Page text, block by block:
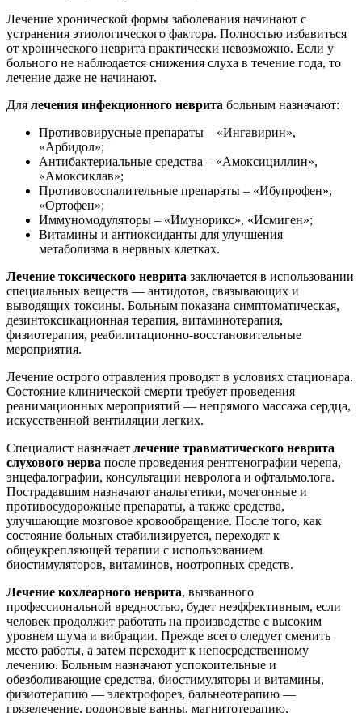
Лечение хронической формы заболевания начинают с
устранения этиологического фактора. Полностью избавиться
от хронического неврита практически невозможно. Если у
больного не наблюдается снижения слуха в течение года, то
лечение даже не начинают.
Для лечения инфекционного неврита больным назначают:
Противовирусные препараты – «Ингавирин»,
«Арбидол»;
Антибактериальные средства – «Амоксициллин»,
«Амоксиклав»;
Противовоспалительные препараты – «Ибупрофен»,
«Ортофен»;
Иммуномодуляторы – «Имунорикс», «Исмиген»;
Витамины и антиоксиданты для улучшения
метаболизма в нервных клетках.
Лечение токсического неврита заключается в использовании
специальных веществ — антидотов, связывающих и
выводящих токсины. Больным показана симптоматическая,
дезинтоксикационная терапия, витаминотерапия,
физиотерапия, реабилитационно-восстановительные
мероприятия.
Лечение острого отравления проводят в условиях стационара.
Состояние клинической смерти требует проведения
реанимационных мероприятий — непрямого массажа сердца,
искусственной вентиляции легких.
Специалист назначает лечение травматического неврита
слухового нерва после проведения рентгенографии черепа,
энцефалографии, консультации невролога и офтальмолога.
Пострадавшим назначают анальгетики, мочегонные и
противосудорожные препараты, а также средства,
улучшающие мозговое кровообращение. После того, как
состояние больных стабилизируется, переходят к
общеукрепляющей терапии с использованием
биостимуляторов, витаминов, ноотропных средств.
Лечение кохлеарного неврита, вызванного
профессиональной вредностью, будет неэффективным, если
человек продолжит работать на производстве с высоким
уровнем шума и вибрации. Прежде всего следует сменить
место работы, а затем переходит к непосредственному
лечению. Больным назначают успокоительные и
обезболивающие средства, биостимуляторы и витамины,
физиотерапию — электрофорез, бальнеотерапию —
грязелечение, родоновые ванны, магнитотерапию,